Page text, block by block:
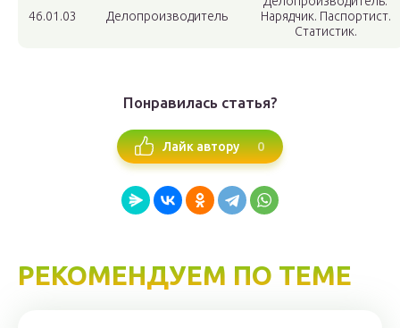
46.01.03 Делопроизводитель
Нарядчик. Паспортист.
Статистик.
Понравилась статья?
Лайк автору 0
РЕКОМЕНДУЕМ ПО ТЕМЕ